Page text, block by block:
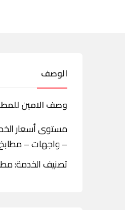
الوصف
وصف الامين
– واجهات – مطابخ
تصنيف الخدمة: